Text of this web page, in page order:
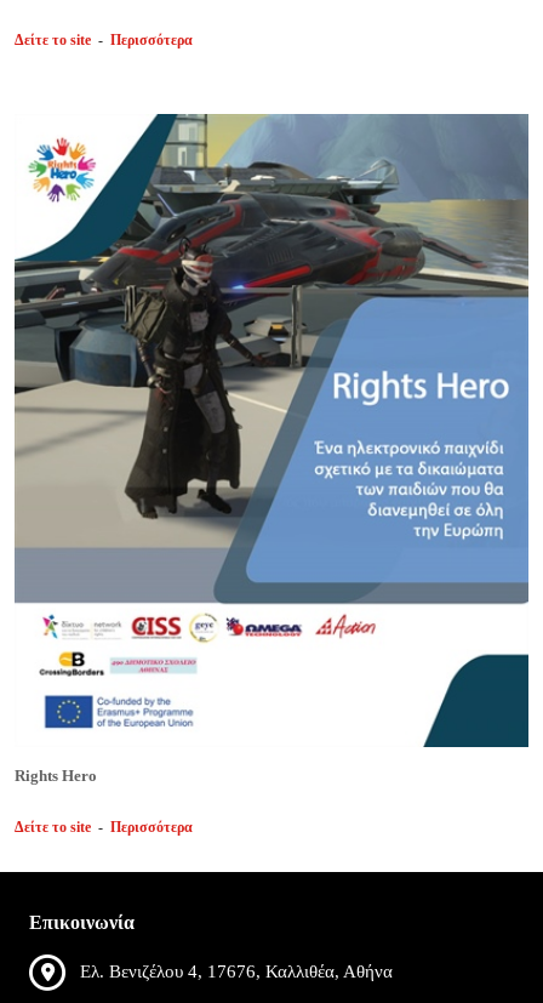
Δείτε το site - Περισσότερα
Rights Hero
Δείτε το site - Περισσότερα
Επικοινωνία
Ελ. Βενιζέλου 4, 17676, Καλλιθέα, Αθήνα